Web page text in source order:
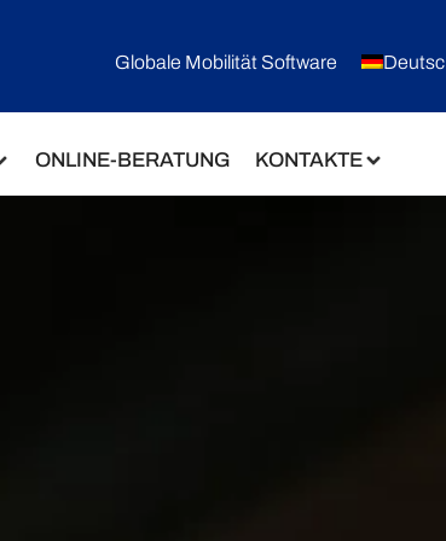
Globale Mobilität Software
ONLINE-BERATUNG KONTAKTE